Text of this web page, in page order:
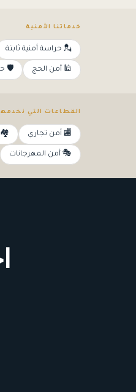
خدماتنا الأمنية
💂 حراسة أمنية ثابتة
🕌 أمن الحج 🛡️
القطاعات التي
🏬 أمن تجاري 🏘️
🎭 أمن المهرجانات